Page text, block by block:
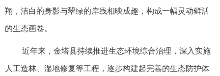
翔，洁白的身影与翠绿的岸线相映成趣，构成一幅灵动鲜活
的生态画卷。
近年来，金塔县持续推进生态环境综合治理，深入实施
人工造林、湿地修复等工程，逐步构建起完善的生态防护体